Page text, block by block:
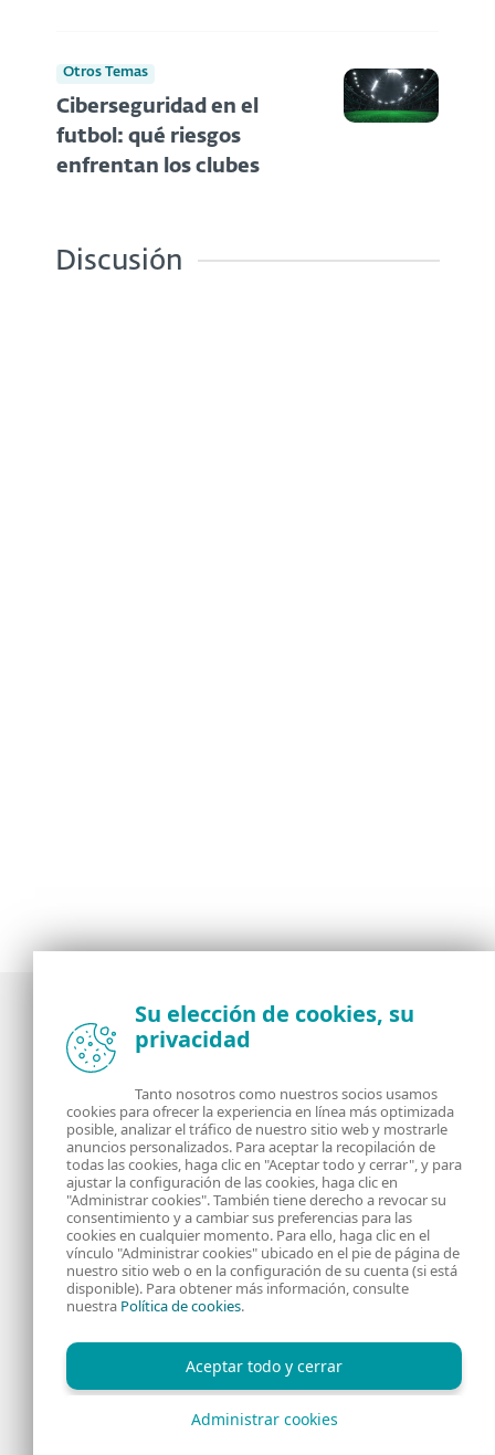
Otros Temas
Ciberseguridad en el
futbol: qué riesgos
enfrentan los clubes
Discusión
Noticias, opiniones y análisis de la comunidad de
seguridad de ESET
Acerca de RSS Feed
Contáctanos Dirección
Información Legal Política de Cookies
Política de privacidad
Su elección de cookies, su
privacidad
Tanto nosotros como nuestros socios usamos
cookies para ofrecer la experiencia en línea más optimizada
posible, analizar el tráfico de nuestro sitio web y mostrarle
anuncios personalizados. Para aceptar la recopilación de
todas las cookies, haga clic en "Aceptar todo y cerrar", y para
ajustar la configuración de las cookies, haga clic en
"Administrar cookies". También tiene derecho a revocar su
consentimiento y a cambiar sus preferencias para las
cookies en cualquier momento. Para ello, haga clic en el
vínculo "Administrar cookies" ubicado en el pie de página de
nuestro sitio web o en la configuración de su cuenta (si está
disponible). Para obtener más información, consulte
nuestra Política de cookies.
Aceptar todo y cerrar
Administrar cookies